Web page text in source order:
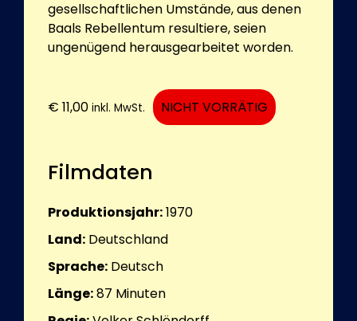
gesellschaftlichen Umstände, aus denen
Baals Rebellentum resultiere, seien
ungenügend herausgearbeitet worden.
€ 11,00 inkl. MwSt. NICHT VORRÄTIG
Filmdaten
Produktionsjahr:1970
Land: Deutschland
Sprache: Deutsch
Länge:87 Minuten